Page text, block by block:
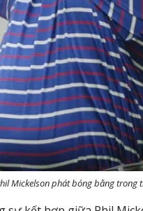
Mickelson phát bóng bằng trong